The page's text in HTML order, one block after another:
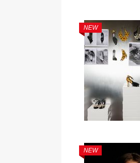
NEW
NEW